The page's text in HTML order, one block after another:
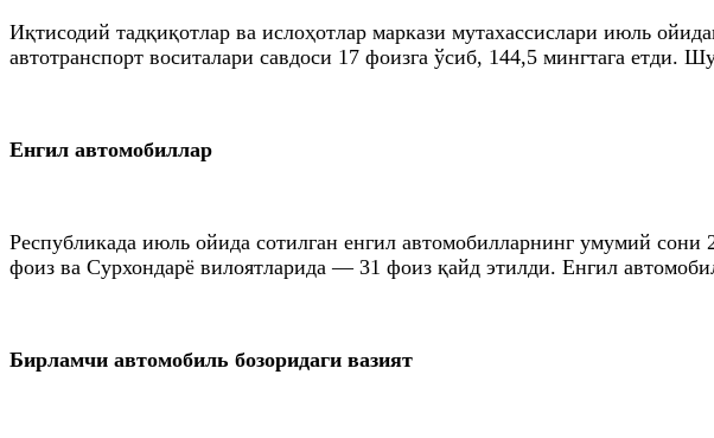
Иқтисодий тадқиқотлар ва ислоҳотлар маркази мутахассислари июль
автотранспорт воситалари савдоси 17 фоизга ўсиб, 144,5 мингтага
Енгил автомобиллар
Республикада июль ойида сотилган енгил автомобилларнинг умумий
фоиз ва Сурхондарё вилоятларида — 31 фоиз қайд этилди. Енгил
Бирламчи автомобиль бозоридаги вазият